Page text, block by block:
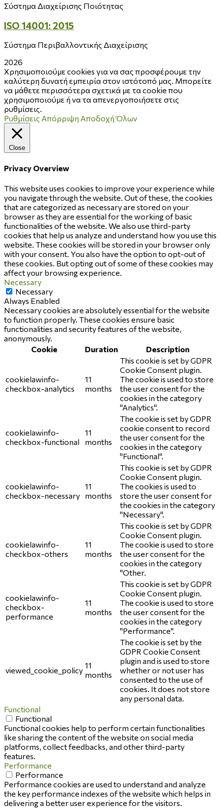
Σύστημα Διαχείρισης Ποιότητας
ISO 14001: 2015
Σύστημα Περιβαλλοντικής Διαχείρισης
2026
Χρησιμοποιούμε cookies για να σας προσφέρουμε την
καλύτερη δυνατή εμπειρία στον ιστότοπό μας. Μπορείτε
να μάθετε περισσότερα σχετικά με τα cookie που
χρησιμοποιούμε ή να τα απενεργοποιήσετε στις
ρυθμίσεις.
Ρυθμίσεις Απόρριψη Αποδοχή Όλων
Close
Privacy Overview
This website uses cookies to improve your experience while
you navigate through the website. Out of these, the cookies
that are categorized as necessary are stored on your
browser as they are essential for the working of basic
functionalities of the website. We also use third-party
cookies that help us analyze and understand how you use this
website. These cookies will be stored in your browser only
with your consent. You also have the option to opt-out of
these cookies. But opting out of some of these cookies may
affect your browsing experience.
Necessary
Necessary
Always Enabled
Necessary cookies are absolutely essential for the website
to function properly. These cookies ensure basic
functionalities and security features of the website,
anonymously.
Cookie
Duration Description
cookielawinfo-
checkbox-analytics
11
months
This cookie is set by GDPR
Cookie Consent plugin.
The cookie is used to store
the user consent for the
cookies in the category
"Analytics".
cookielawinfo-
checkbox-functional
11
months
The cookie is set by GDPR
cookie consent to record
the user consent for the
cookies in the category
"Functional".
cookielawinfo-
checkbox-necessary
11
months
This cookie is set by GDPR
Cookie Consent plugin.
The cookies is used to
store the user consent for
the cookies in the category
"Necessary".
cookielawinfo-
checkbox-others
11
months
This cookie is set by GDPR
Cookie Consent plugin.
The cookie is used to store
the user consent for the
cookies in the category
"Other.
cookielawinfo-
checkbox-
performance
11
months
This cookie is set by GDPR
Cookie Consent plugin.
The cookie is used to store
the user consent for the
cookies in the category
"Performance".
viewed_cookie_policy
11
months
The cookie is set by the
GDPR Cookie Consent
plugin and is used to store
whether or not user has
consented to the use of
cookies. It does not store
any personal data.
Functional
Functional
Functional cookies help to perform certain functionalities
like sharing the content of the website on social media
platforms, collect feedbacks, and other third-party
features.
Performance
Performance
Performance cookies are used to understand and analyze
the key performance indexes of the website which helps in
delivering a better user experience for the visitors.